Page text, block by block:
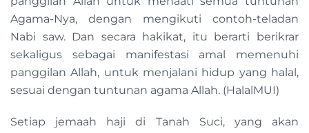
Agama-Nya, dengan mengikuti contoh-teladan
Nabi saw. Dan secara hakikat, itu berarti berikrar
sekaligus sebagai manifestasi amal memenuhi
panggilan Allah, untuk menjalani hidup yang halal,
sesuai dengan tuntunan agama Allah. (HalalMUI)
Setiap jemaah haji di Tanah Suci, yang akan